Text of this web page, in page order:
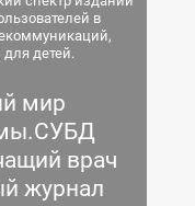
в
детей.
мир
врач
журнал